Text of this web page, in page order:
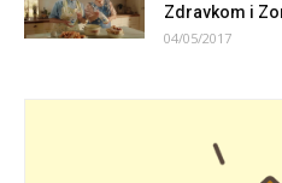
Zdravkom i
04/05/2017